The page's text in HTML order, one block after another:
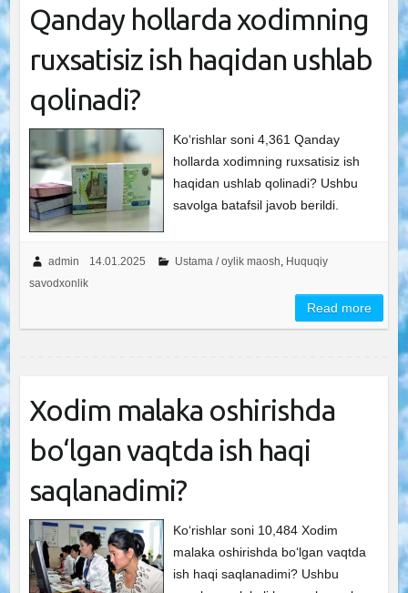
Qanday hollarda xodimning
ruxsatisiz ish haqidan ushlab
qolinadi?
Ko‘rishlar soni 4,361 Qanday
hollarda xodimning ruxsatisiz ish
haqidan ushlab qolinadi? Ushbu
savolga batafsil javob berildi.
admin 14.01.2025 Ustama / oylik maosh Huquqiy
savodxonlik
Read more
Xodim malaka oshirishda
bo‘lgan vaqtda ish haqi
saqlanadimi?
Ko‘rishlar soni 10,484 Xodim
malaka oshirishda bo‘lgan vaqtda
ish haqi saqlanadimi? Ushbu